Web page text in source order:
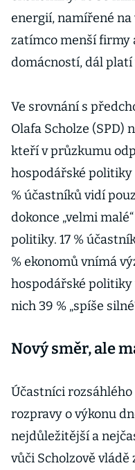
energií, namířené
zatímco menší firmy
domácností, dál platí
Ve srovnání s
Olafa Scholze (SPD)
kteří v průzkumu
hospodářské politiky
% účastníků vidí
dokonce „velmi
politiky. 17 %
% ekonomů vnímá
hospodářské politiky
nich 39 % „spíše
Nový směr, ale
Účastníci
rozpravy o výkonu
nejdůležitější a
vůči Scholzově